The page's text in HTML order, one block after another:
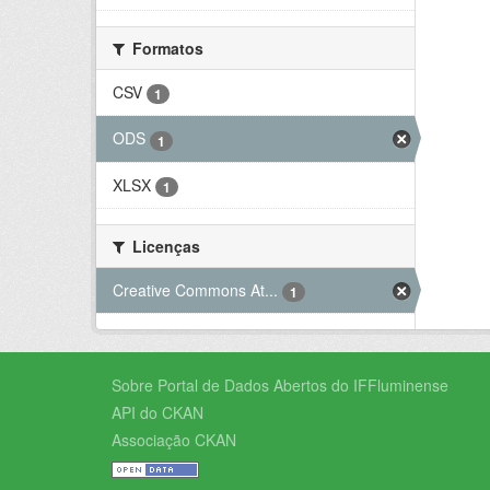
Formatos
CSV
1
ODS 1
XLSX 1
Licenças
Creative Commons At...
1
Sobre Portal de Dados Abertos do IFFluminense
API do CKAN
Associação CKAN